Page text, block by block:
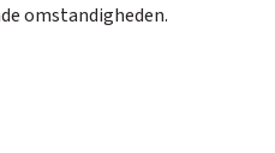
omstandigheden.